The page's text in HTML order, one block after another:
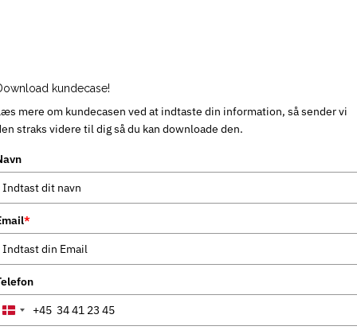
kundecase!
mere om kundecasen ved at indtaste din information, så sender vi
straks videre til dig så du kan downloade den.
*
Denmark
+45